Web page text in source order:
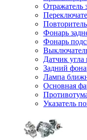
Отражатель
Фонарь
Фонарь
Датчик угла
Задний
Лампа
Основная
Указатель